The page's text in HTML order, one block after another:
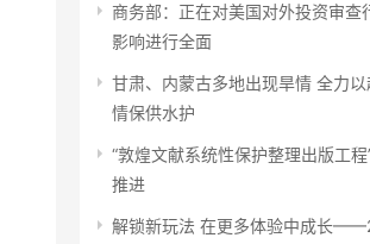
商务部：正在对美国对外投资审查
影响进行全面
甘肃、内蒙古多地出现旱情 全力
情保供水护
“敦煌文献系统性保护整理出版工程
推进
解锁新玩法 在更多体验中成长